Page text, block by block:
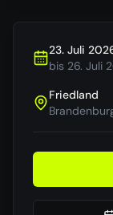
23. Juli
bis 26. Juli
Friedland